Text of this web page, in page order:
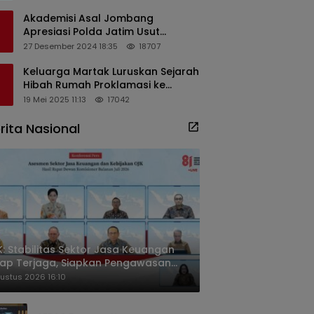
Akademisi Asal Jombang
Apresiasi Polda Jatim Usut
Dugaan Korupsi Pengisian
27 Desember 2024 18:35 18707
Keluarga Martak Luruskan Sejarah
Hibah Rumah Proklamasi ke
Soekarno
19 Mei 2025 11:13 17042
Nasional
Stabilitas Sektor Jasa Keuangan
Terjaga, Siapkan Pengawasan
Mineral Mulai 2027
2026 16:10